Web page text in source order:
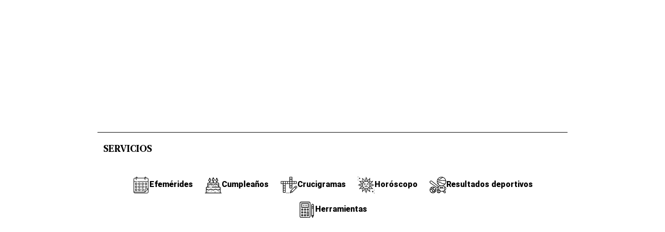
SERVICIOS
Efemérides Cumpleaños Crucigramas Horóscopo Resultados deportivos
Herramientas